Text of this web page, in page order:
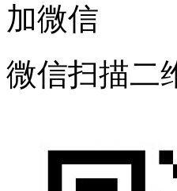
加微信
微信扫描二